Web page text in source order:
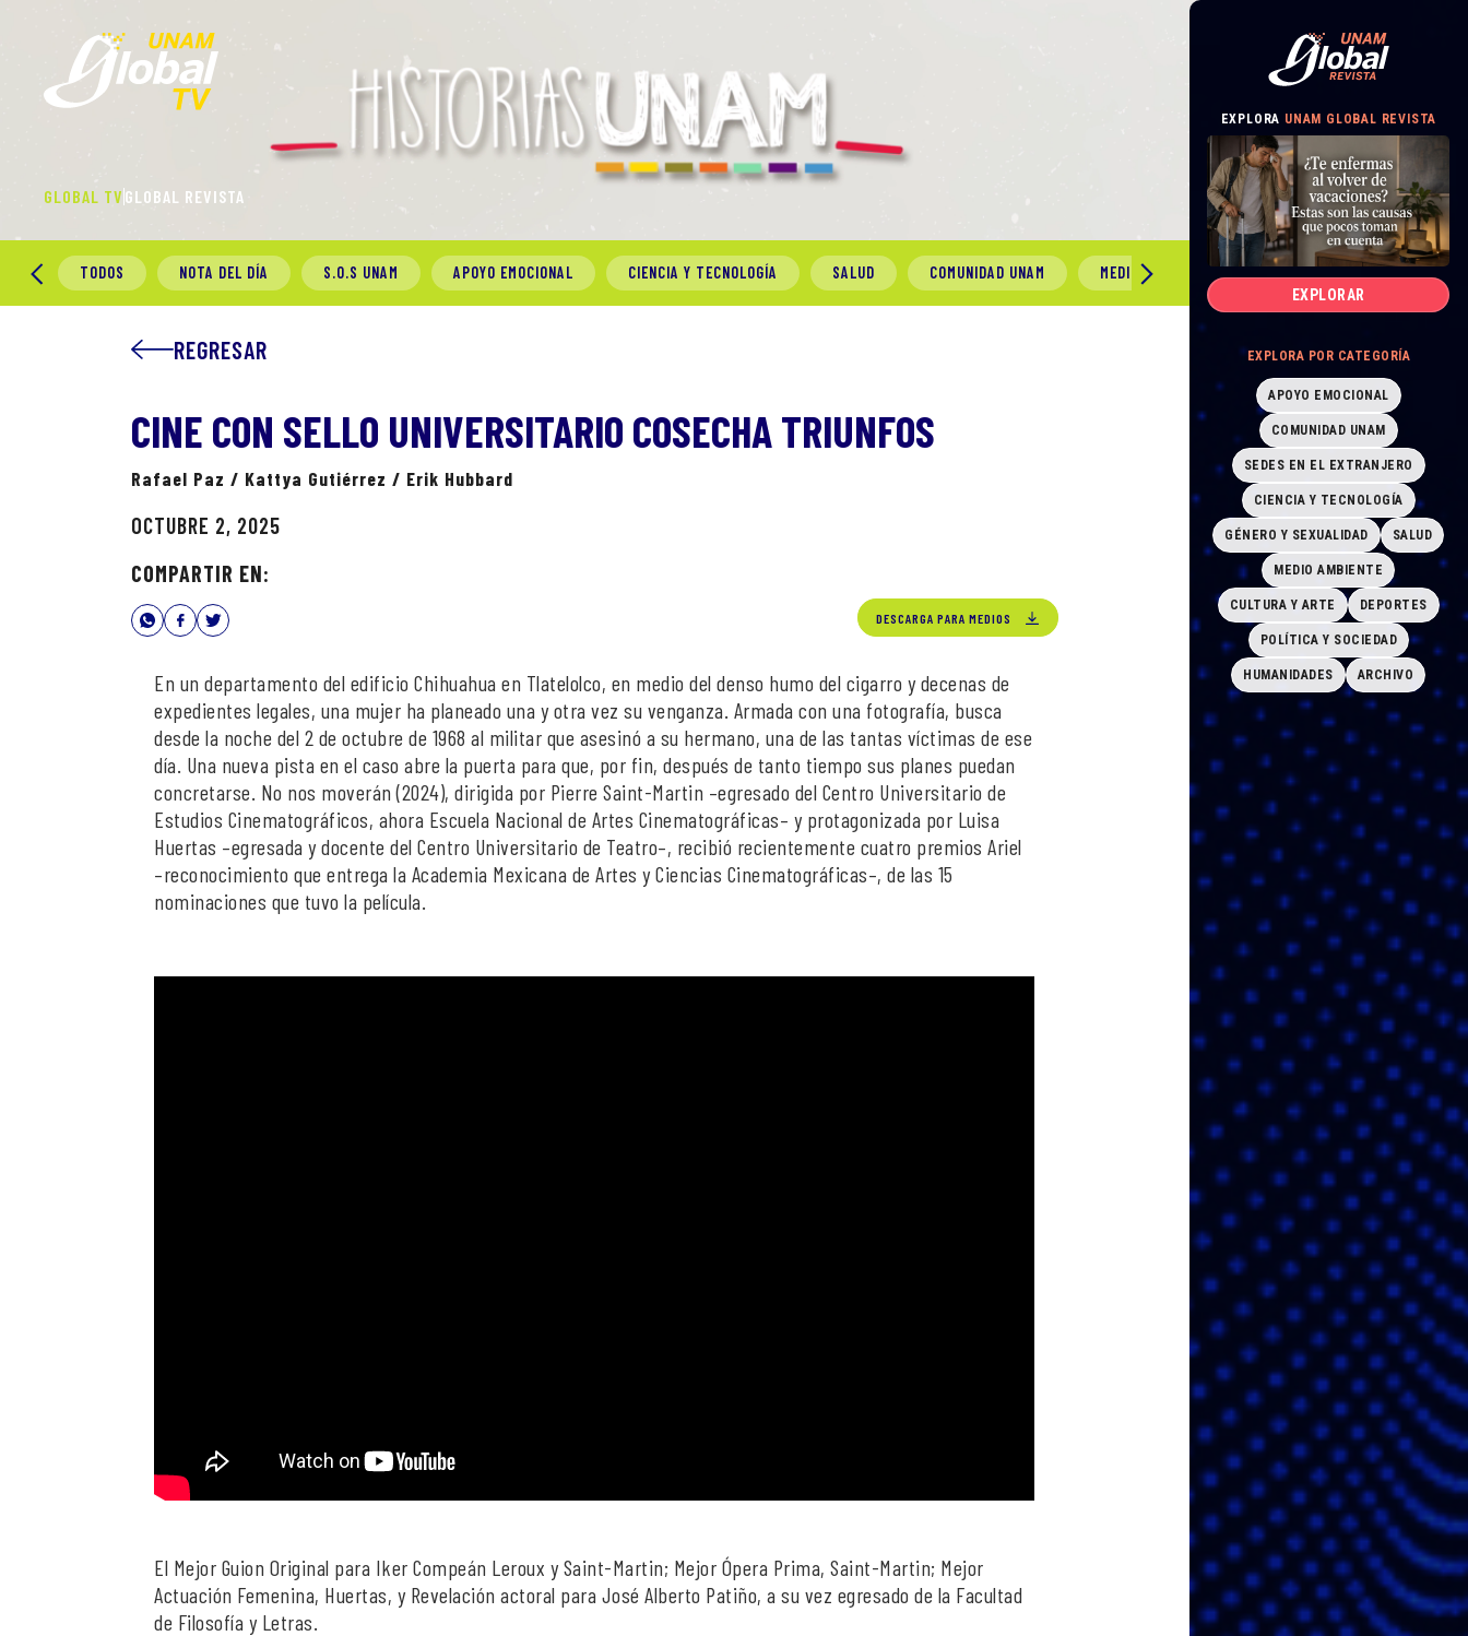
EXPLORA UNAM GLOBAL REVISTA
EXPLORAR
EXPLORA POR CATEGORÍA
APOYO EMOCIONAL
COMUNIDAD UNAM
SEDES EN EL EXTRANJERO
CIENCIA Y TECNOLOGÍA
GÉNERO Y SEXUALIDAD SALUD
MEDIO AMBIENTE
CULTURA Y ARTE DEPORTES
POLÍTICA Y SOCIEDAD
HUMANIDADES ARCHIVO
GLOBAL TV GLOBAL REVISTA
TODOS NOTA DEL DÍA S.O.S UNAM APOYO EMOCIONAL CIENCIA Y TECNOLOGÍA SALUD COMUNIDAD UNAM MEDIO AMBIENTE GÉNERO Y SEXUALIDAD
REGRESAR
CINE CON SELLO UNIVERSITARIO COSECHA TRIUNFOS
Rafael Paz / Kattya Gutiérrez / Erik Hubbard
OCTUBRE 2, 2025
COMPARTIR EN:
DESCARGA PARA MEDIOS
En un departamento del edificio Chihuahua en Tlatelolco, en medio del denso humo del cigarro y decenas de
expedientes legales, una mujer ha planeado una y otra vez su venganza. Armada con una fotografía, busca
desde la noche del 2 de octubre de 1968 al militar que asesinó a su hermano, una de las tantas víctimas de ese
día. Una nueva pista en el caso abre la puerta para que, por fin, después de tanto tiempo sus planes puedan
concretarse. No nos moverán (2024), dirigida por Pierre Saint-Martin –egresado del Centro Universitario de
Estudios Cinematográficos, ahora Escuela Nacional de Artes Cinematográficas– y protagonizada por Luisa
Huertas –egresada y docente del Centro Universitario de Teatro–, recibió recientemente cuatro premios Ariel
–reconocimiento que entrega la Academia Mexicana de Artes y Ciencias Cinematográficas–, de las 15
nominaciones que tuvo la película.
El Mejor Guion Original para Iker Compeán Leroux y Saint-Martin; Mejor Ópera Prima, Saint-Martin; Mejor
Actuación Femenina, Huertas, y Revelación actoral para José Alberto Patiño, a su vez egresado de la Facultad
de Filosofía y Letras.